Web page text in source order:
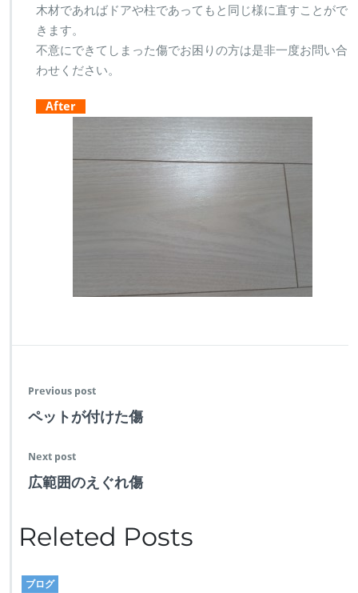
木材であればドアや柱であってもと同じ様に直すことがで
きます。
不意にできてしまった傷でお困りの方は是非一度お問い合
わせください。
After
Previous post
ペットが付けた傷
Next post
広範囲のえぐれ傷
Releted Posts
ブログ